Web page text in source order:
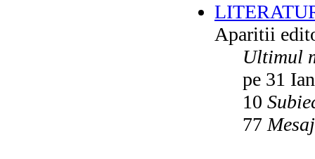
Aparitii
Ultimul
pe 31
10
77